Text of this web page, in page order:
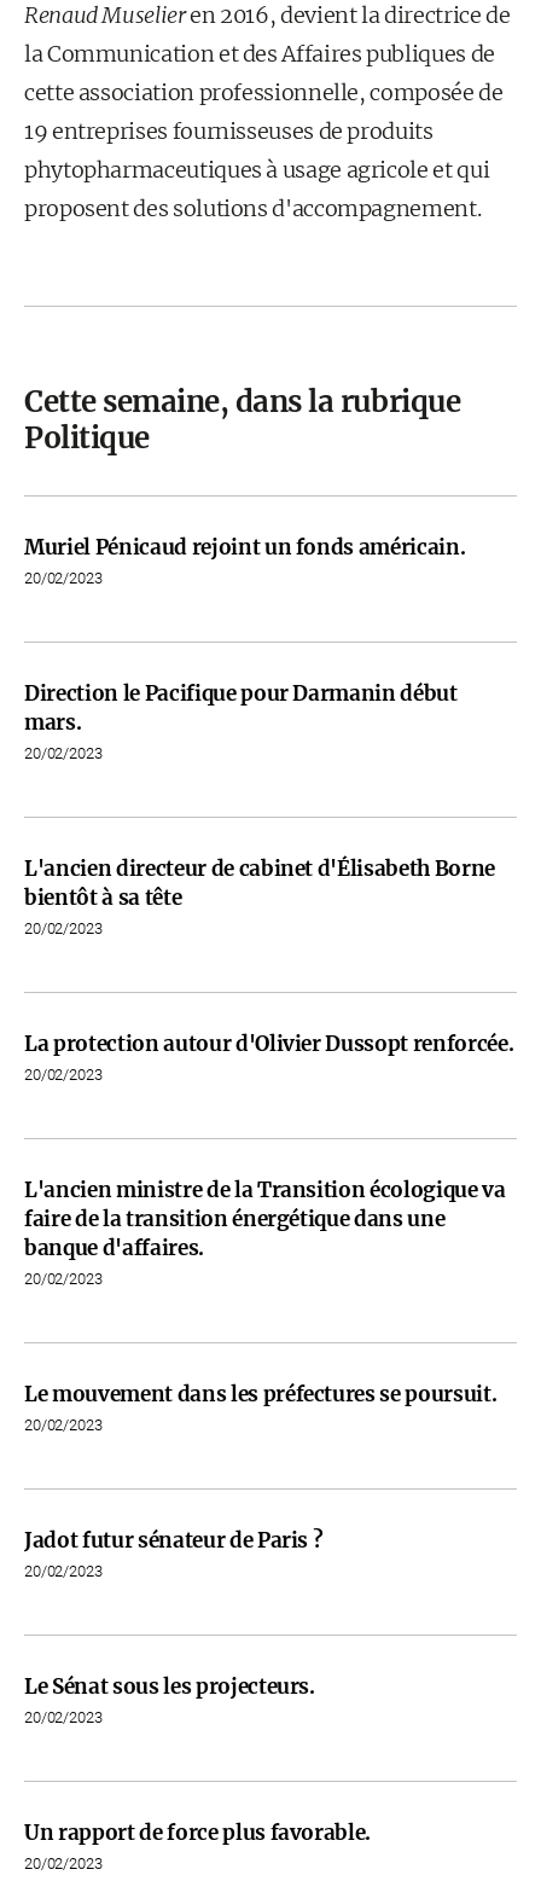
Renaud Muselieren 2016, devient la directrice de
la Communication et des Affaires publiques de
cette association professionnelle, composée de
19 entreprises fournisseuses de produits
phytopharmaceutiques à usage agricole et qui
proposent des solutions d'accompagnement.
Cette semaine, dans la rubrique
Politique
Muriel Pénicaud rejoint un fonds américain.
20/02/2023
Direction le Pacifique pour Darmanin début
mars.
20/02/2023
L'ancien directeur de cabinet d'Élisabeth Borne
bientôt à sa tête
20/02/2023
La protection autour d'Olivier Dussopt renforcée.
20/02/2023
L'ancien ministre de la Transition écologique va
faire de la transition énergétique dans une
banque d'affaires.
20/02/2023
Le mouvement dans les préfectures se poursuit.
20/02/2023
Jadot futur sénateur de Paris ?
20/02/2023
Le Sénat sous les projecteurs.
20/02/2023
Un rapport de force plus favorable.
20/02/2023